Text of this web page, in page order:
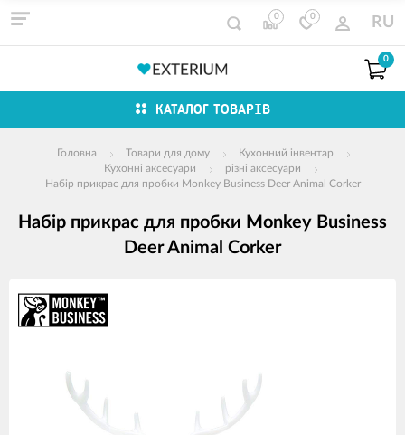
0 0 RU
0
КАТАЛОГ ТОВАРІВ
Головна Товари для дому
Кухонний інвентар
Кухонні аксесуари
різні аксесуари
Набір прикрас для пробки Monkey Business Deer Animal Corker
Набір прикрас для пробки Monkey Business
Deer Animal Corker
зображення
продуктів